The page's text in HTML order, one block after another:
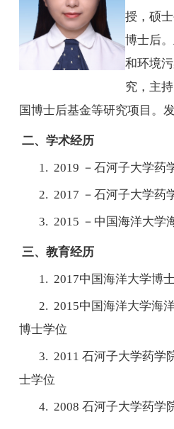
交流合作
授，硕
博士后
和环境
究，主
国博士后基金等研究项目。
二、学术经历
1. 2019 －石河子大学药
2. 2017 －石河子大学药
3. 2015 －中国海洋大学
三、教育经历
1. 2017中国海洋大学博
2. 2015中国海洋大学海
博士学位
3. 2011 石河子大学药学
士学位
4. 2008 石河子大学药学